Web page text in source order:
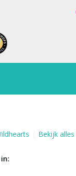
Bekijk